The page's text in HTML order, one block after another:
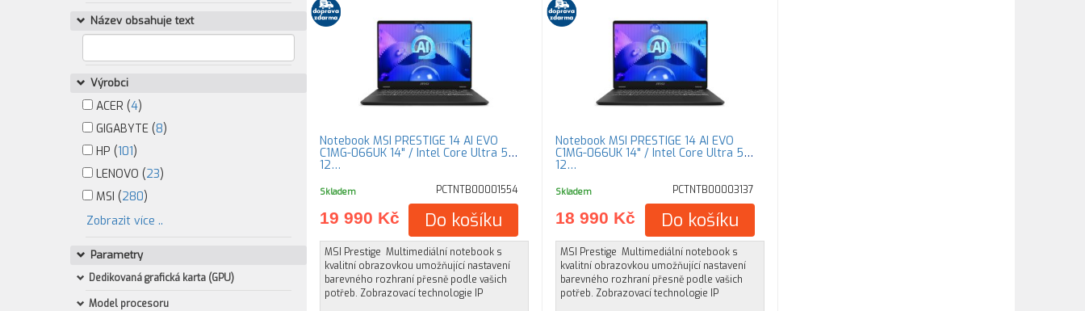
Název obsahuje text
Výrobci
ACER (4)
GIGABYTE (8)
HP (101)
LENOVO (23)
MSI (280)
Zobrazit více ..
Parametry
Dedikovaná grafická karta (GPU)
Model procesoru
Notebook MSI PRESTIGE 14 AI EVO
C1MG-066UK 14" / Intel Core Ultra 5
12…
Skladem PCTNTB00001554
19 990 Kč Do košíku
MSI Prestige Multimediální notebook s
kvalitní obrazovkou umožňující nastavení
barevného rozhraní přesně podle vašich
potřeb. Zobrazovací technologie IP
Notebook MSI PRESTIGE 14 AI EVO
C1MG-066UK 14" / Intel Core Ultra 5
12…
Skladem PCTNTB00003137
18 990 Kč Do košíku
MSI Prestige Multimediální notebook s
kvalitní obrazovkou umožňující nastavení
barevného rozhraní přesně podle vašich
potřeb. Zobrazovací technologie IP